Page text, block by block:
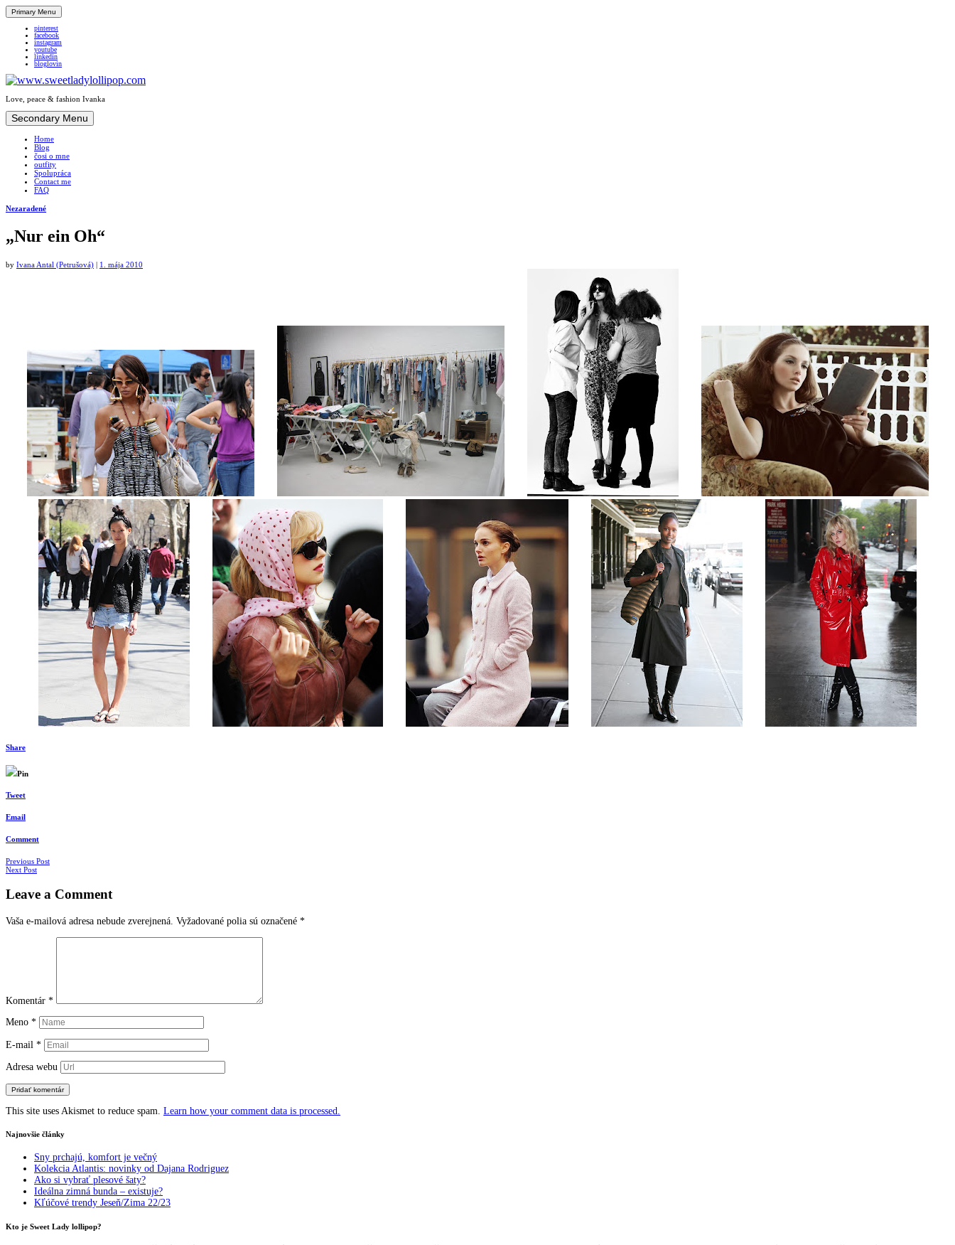
Primary Menu
pinterest
facebook
instagram
youtube
linkedin
bloglovin
Love, peace & fashion Ivanka
Skip
to
content
Secondary Menu
Home
Blog
čosi o mne
outfity
Spolupráca
Contact me
FAQ
Nezaradené
„Nur ein Oh“
by Ivana Antal (Petrušová) 1. mája 2010
Share
Pin
Tweet
Email
Comment
Navigácia
článkoch
Previous Post
Next Post
Leave a Comment
Vaša e-mailová adresa nebude zverejnená. Vyžadované polia sú označené *
Komentár *
Meno *
E-mail *
Adresa webu
This site uses Akismet to reduce spam. Learn how your comment data is processed.
Najnovšie články
Sny prchajú, komfort je večný
Kolekcia Atlantis: novinky od Dajana Rodriguez
Ako si vybrať plesové šaty?
Ideálna zimná bunda – existuje?
Kľúčové trendy Jeseň/Zima 22/23
Kto je Sweet Lady lollipop?